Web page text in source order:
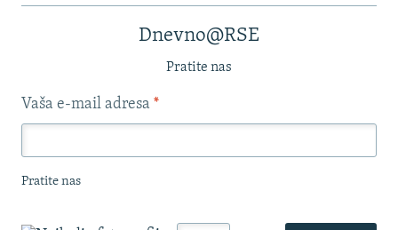
Dnevno@RSE
Pratite nas
Vaša e-mail adresa *
Pratite nas